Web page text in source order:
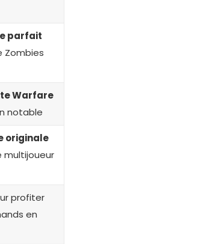
parfait
Zombies
Warfare
notable
originale
multijoueur
profiter
en